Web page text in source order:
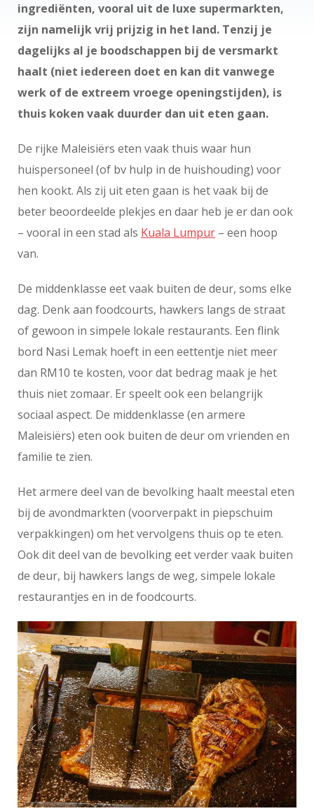
ingrediënten, vooral uit de luxe supermarkten,
zijn namelijk vrij prijzig in het land. Tenzij je
dagelijks al je boodschappen bij de versmarkt
haalt (niet iedereen doet en kan dit vanwege
werk of de extreem vroege openingstijden), is
thuis koken vaak duurder dan uit eten gaan.
De rijke Maleisiërs eten vaak thuis waar hun
huispersoneel (of bv hulp in de huishouding) voor
hen kookt. Als zij uit eten gaan is het vaak bij de
beter beoordeelde plekjes en daar heb je er dan ook
– vooral in een stad als Kuala Lumpur – een hoop
van.
De middenklasse eet vaak buiten de deur, soms elke
dag. Denk aan foodcourts, hawkers langs de straat
of gewoon in simpele lokale restaurants. Een flink
bord Nasi Lemak hoeft in een eettentje niet meer
dan RM10 te kosten, voor dat bedrag maak je het
thuis niet zomaar. Er speelt ook een belangrijk
sociaal aspect. De middenklasse (en armere
Maleisiërs) eten ook buiten de deur om vrienden en
familie te zien.
Het armere deel van de bevolking haalt meestal eten
bij de avondmarkten (voorverpakt in piepschuim
verpakkingen) om het vervolgens thuis op te eten.
Ook dit deel van de bevolking eet verder vaak buiten
de deur, bij hawkers langs de weg, simpele lokale
restaurantjes en in de foodcourts.